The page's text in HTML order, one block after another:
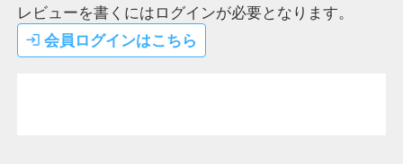
レビューを書くにはログインが必要となります。
login 会員ログインはこちら